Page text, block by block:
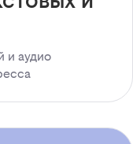
и аудио